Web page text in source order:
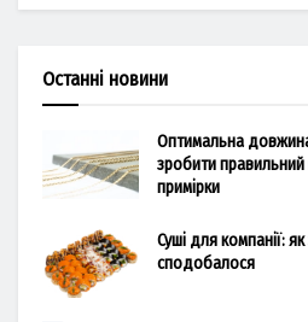
Останні новини
Оптимальна
зробити
примірки
Суші для компанії:
сподобалося